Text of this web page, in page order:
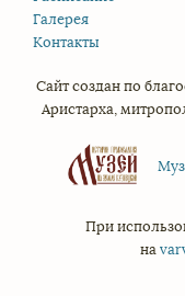
Галерея
Контакты
Сайт создан по
Аристарха,
При
на